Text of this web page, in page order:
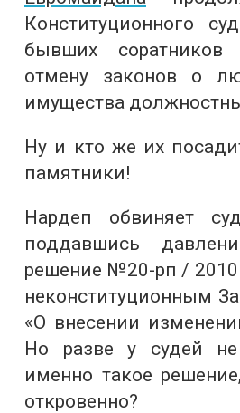
Конституционного
бывших соратников
отмену законов о
имущества
Ну и кто же их
памятники!
Нардеп обвиняет
поддавшись
решение №20-рп / 2010
неконституционным
«О внесении
Но разве у судей
именно такое
откровенно?